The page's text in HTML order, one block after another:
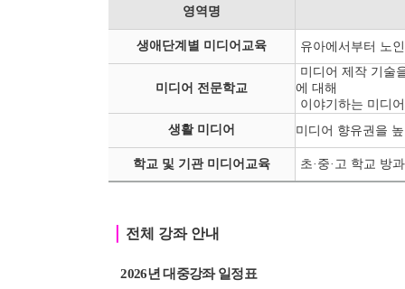
영역명
생애단계별 미디어교육 유아에서부터 노
미디어 전문학교
미디어 제작 기술
에 대해
이야기하는 미디
생활 미디어
미디어 향유권을
학교 및 기관 미디어교육 초·중· 고 학교 방
전체 강좌 안내
2026년 대중강좌 일정표